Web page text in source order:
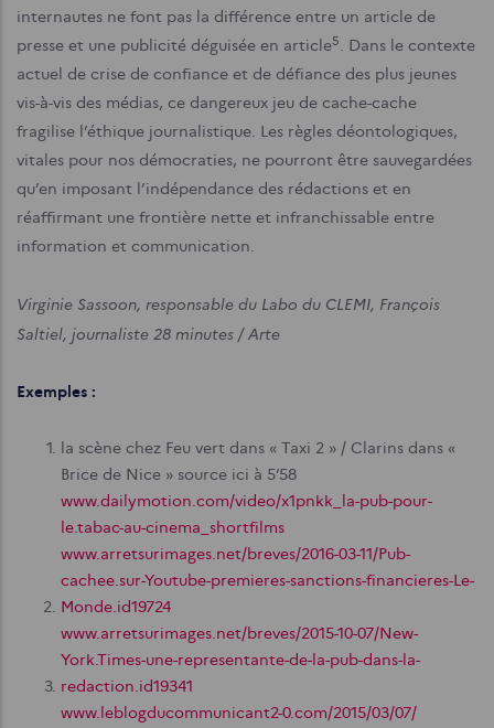
internautes ne font pas la différence entre un article de
presse et une publicité déguisée en article5. Dans le contexte
actuel de crise de confiance et de défiance des plus jeunes
vis-à-vis des médias, ce dangereux jeu de cache-cache
fragilise l’éthique journalistique. Les règles déontologiques,
vitales pour nos démocraties, ne pourront être sauvegardées
qu’en imposant l’indépendance des rédactions et en
réaffirmant une frontière nette et infranchissable entre
information et communication.
Virginie Sassoon, responsable du Labo du CLEMI, François
Saltiel, journaliste 28 minutes / Arte
Exemples :
la scène chez Feu vert dans « Taxi 2 » / Clarins dans «
Brice de Nice » source ici à 5’58
www.dailymotion.com/video/x1pnkk_la-pub-pour-
le.tabac-au-cinema_shortfilms
www.arretsurimages.net/breves/2016-03-11/Pub-
cachee.sur-Youtube-premieres-sanctions-financieres-Le-
Monde.id19724
www.arretsurimages.net/breves/2015-10-07/New-
York.Times-une-representante-de-la-pub-dans-la-
redaction.id19341
www.leblogducommunicant2-0.com/2015/03/07/